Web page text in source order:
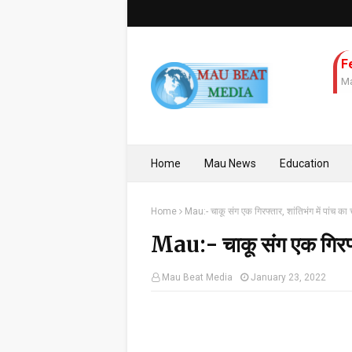
Home Mau News Education
Home Mau:- चाकू संग एक गिरफ्तार, शांतिभंग में पांच का
Mau:- चाकू संग एक
Mau Beat Media January 23, 2022